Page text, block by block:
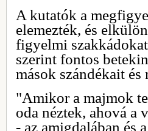
A kutatók a
elemezték, és
figyelmi
szerint fontos
mások szándékait
"Amikor a majmok
oda néztek, ahová a
- az amigdalában és